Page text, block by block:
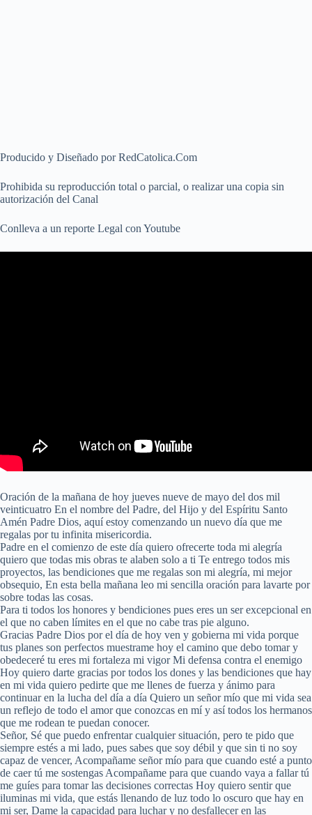
Producido y Diseñado por RedCatolica.Com
Prohibida su reproducción total o parcial, o realizar una copia sin
autorización del Canal
Conlleva a un reporte Legal con Youtube
Oración de la mañana de hoy jueves nueve de mayo del dos mil
veinticuatro En el nombre del Padre, del Hijo y del Espíritu Santo
Amén Padre Dios, aquí estoy comenzando un nuevo día que me
regalas por tu infinita misericordia.
Padre en el comienzo de este día quiero ofrecerte toda mi alegría
quiero que todas mis obras te alaben solo a ti Te entrego todos mis
proyectos, las bendiciones que me regalas son mi alegría, mi mejor
obsequio, En esta bella mañana leo mi sencilla oración para lavarte por
sobre todas las cosas.
Para ti todos los honores y bendiciones pues eres un ser excepcional en
el que no caben límites en el que no cabe tras pie alguno.
Gracias Padre Dios por el día de hoy ven y gobierna mi vida porque
tus planes son perfectos muestrame hoy el camino que debo tomar y
obedeceré tu eres mi fortaleza mi vigor Mi defensa contra el enemigo
Hoy quiero darte gracias por todos los dones y las bendiciones que hay
en mi vida quiero pedirte que me llenes de fuerza y ánimo para
continuar en la lucha del día a día Quiero un señor mío que mi vida sea
un reflejo de todo el amor que conozcas en mí y así todos los hermanos
que me rodean te puedan conocer.
Señor, Sé que puedo enfrentar cualquier situación, pero te pido que
siempre estés a mi lado, pues sabes que soy débil y que sin ti no soy
capaz de vencer, Acompañame señor mío para que cuando esté a punto
de caer tú me sostengas Acompañame para que cuando vaya a fallar tú
me guíes para tomar las decisiones correctas Hoy quiero sentir que
iluminas mi vida, que estás llenando de luz todo lo oscuro que hay en
mi ser, Dame la capacidad para luchar y no desfallecer en las